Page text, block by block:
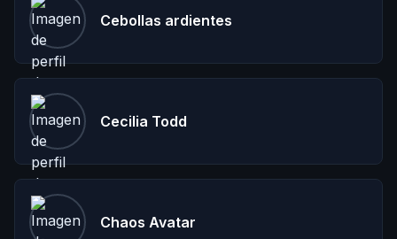
Cebollas ardientes
Cecilia Todd
Chaos Avatar